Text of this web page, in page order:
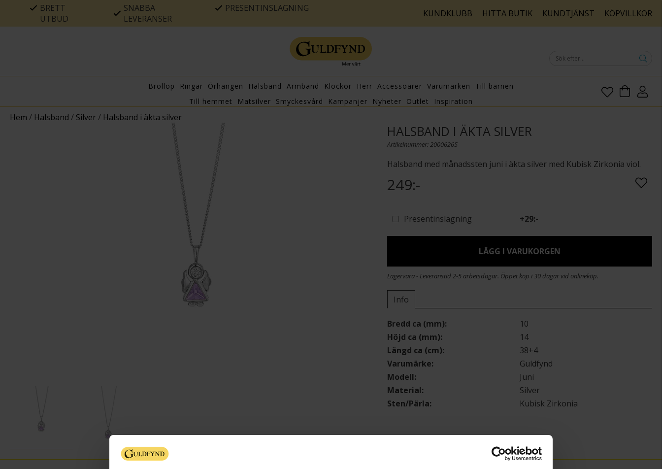
BRETT
UTBUD
SNABBA
LEVERANSER
PRESENTINSLAGNING KUNDKLUBB HITTA BUTIK KUNDTJÄNST KÖPVILLKOR
Bröllop Ringar Örhängen Halsband Armband Klockor Herr Accessoarer Varumärken
Till barnen
Till hemmet
Matsilver Smyckesvård Kampanjer Nyheter Outlet Inspiration
Hem / Halsband / Silver/ Halsband i äkta silver
HALSBAND I ÄKTA SILVER
Artikelnummer: 20006265
Halsband med månadssten juni i äkta silver med Kubisk Zirkonia viol.
249:-
Presentinslagning +29:-
LÄGG I VARUKORGEN
Lagervara - Leveranstid 2-5 arbetsdagar. Öppet köp i 30 dagar vid onlineköp.
Info
Bredd ca (mm)
10
Höjd ca (mm)
14
Längd ca (cm)
38+4
Varumärke
Guldfynd
Modell
Juni
Material
Silver
Sten/Pärla
Kubisk Zirkonia